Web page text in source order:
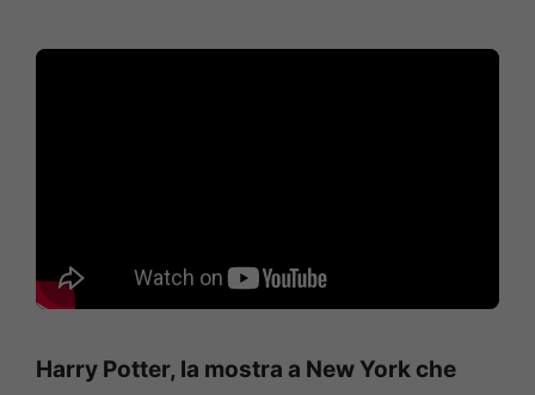
Harry Potter, la mostra a New York che